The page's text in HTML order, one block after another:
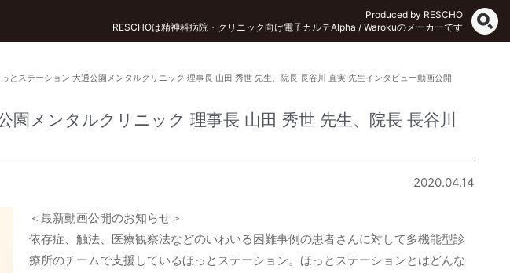
Produced by RESCHO
RESCHOは精神科病院・クリニック向け電子カルテAlpha / Warokuのメーカーです
とステーション 大通公園メンタルクリニック 理事長 山田 秀世 先生、院長 長谷川 直実 先生インタビュー動画公開
メンタルクリニック 理事長 山田 秀世 先生、院長 長谷川
2020.04.14
＜最新動画公開のお知らせ＞
依存症、触法、医療観察法などのいわいる困難事例の患者さんに対して多機能型診
療所のチームで支援しているほっとステーション。ほっとステーションとはどんな